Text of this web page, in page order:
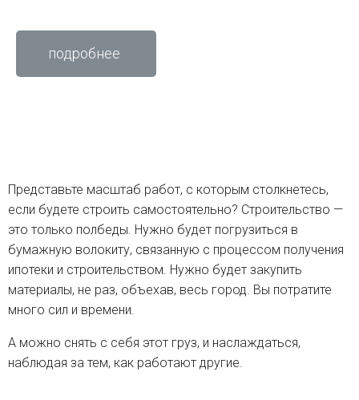
подробнее
Представьте масштаб работ, с которым столкнетесь,
если будете строить самостоятельно? Строительство —
это только полбеды. Нужно будет погрузиться в
бумажную волокиту, связанную с процессом получения
ипотеки и строительством. Нужно будет закупить
материалы, не раз, объехав, весь город. Вы потратите
много сил и времени.
А можно снять с себя этот груз, и наслаждаться,
наблюдая за тем, как работают другие.